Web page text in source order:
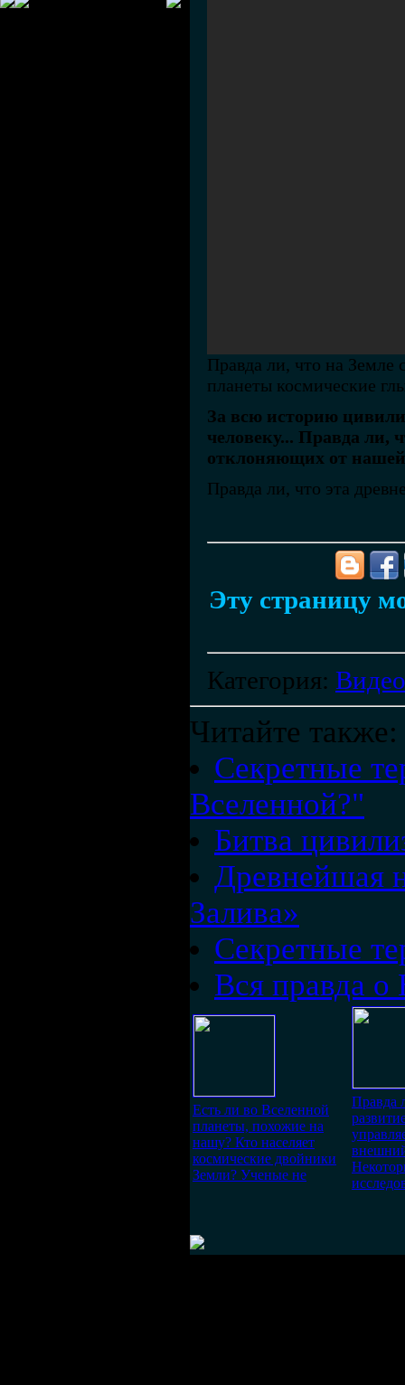
Правда ли, что на
планеты космические
За всю историю
человеку... Правда ли,
отклоняющих от
Правда ли, что эта
Эту страницу
Категория: Видео
Читайте также:
Секретные
Вселенной?"
Битва
Древнейшая
Залива»
Секретные
Вся правда
Есть ли во Вселенной
планеты, похожие на
нашу? Кто населяет
космические двойники
Земли? Ученые не
Правда